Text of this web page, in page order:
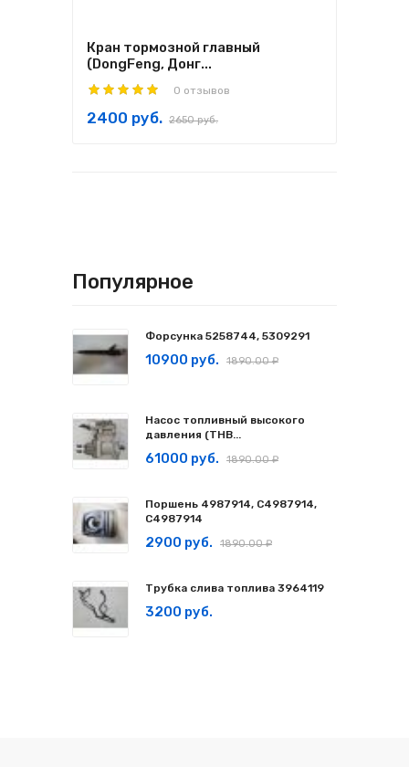
Кран тормозной главный
(DongFeng, Донг...
0 отзывов
2400 руб. 2650 руб.
Популярное
Форсунка 5258744, 5309291
10900 руб. 1890.00 ₽
Насос топливный высокого
давления (ТНВ...
61000 руб. 1890.00 ₽
Поршень 4987914, C4987914,
С4987914
2900 руб. 1890.00 ₽
Трубка слива топлива 3964119
3200 руб.